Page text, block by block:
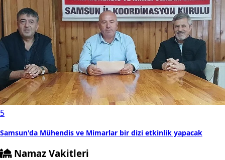
5
Samsun'da Mühendis ve Mimarlar bir dizi etkinlik yapacak
Namaz Vakitleri